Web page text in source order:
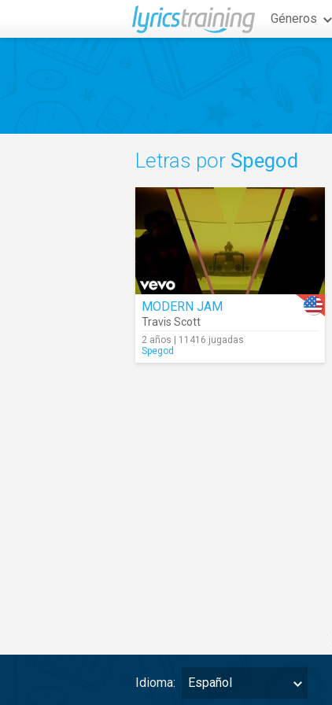
Géneros
Letras por Spegod
MODERN JAM
Travis Scott
2 años | 11416 jugadas
Spegod
Idioma: Español